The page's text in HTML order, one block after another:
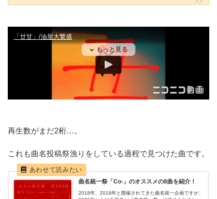
再生数がまだ2桁…。
これも曲名投稿祭漁りをしている過程で見つけた曲です。
曲名統一祭「Co-」のオススメの8曲を紹介！
2018年、2019年と開催されてきた曲名統一企画ですが、